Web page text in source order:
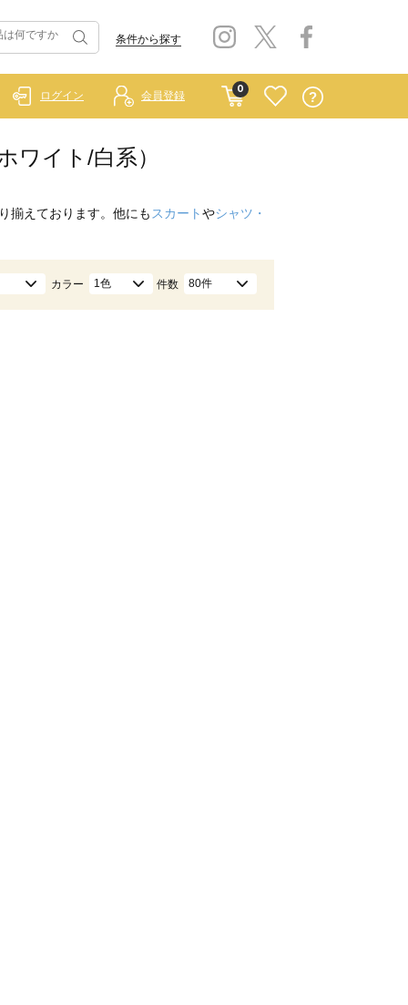
条件から探す
0
ログイン 会員登録
ワイト/白系）
揃えております。他にも スカートやシャツ・
カラー 1色 件数 80件